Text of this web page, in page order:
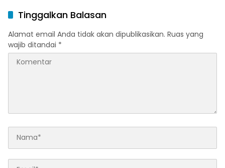
Ramadan dan Menjelang
Idulfitri
Tinggalkan Balasan
Alamat email Anda tidak akan dipublikasikan. Ruas yang
wajib ditandai *